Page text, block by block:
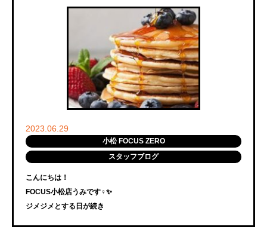
2023.06.29
小松 FOCUS ZERO
スタッフブログ
こんにちは！
FOCUS小松店うみです‍♀️✨
ジメジメとする日が続き